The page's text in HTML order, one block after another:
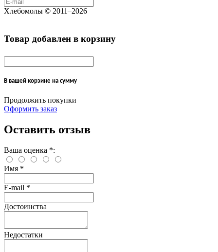
Хлебомолы © 2011–2026
Товар добавлен в корзину
В вашей корзине на сумму
Продолжить покупки
Оформить заказ
Оставить отзыв
Ваша оценка *:
Имя *
E-mail *
Достоинства
Недостатки